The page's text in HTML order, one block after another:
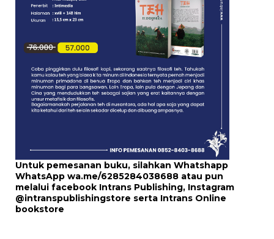
Untuk pemesanan buku, silahkan Whatshapp
WhatsApp wa.me/6285284038688 atau pun
melalui facebook Intrans Publishing, Instagram
@intranspublishingstore serta Intrans Online
bookstore